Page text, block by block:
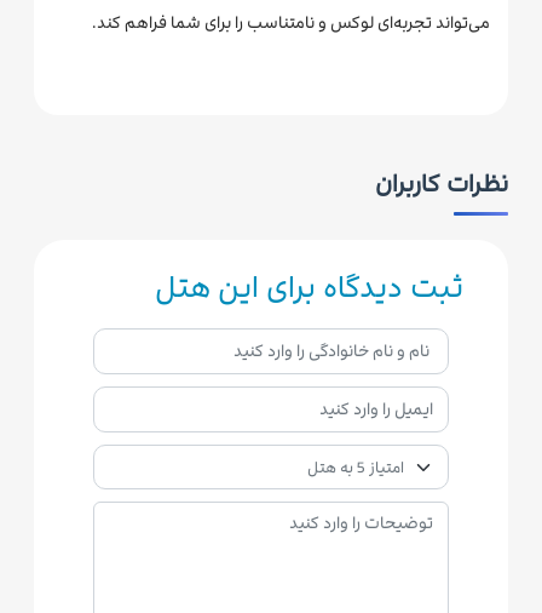
می‌تواند تجربه‌ای لوکس و نامتناسب را برای شما فراهم کند.
نظرات کاربران
ثبت دیدگاه برای این هتل